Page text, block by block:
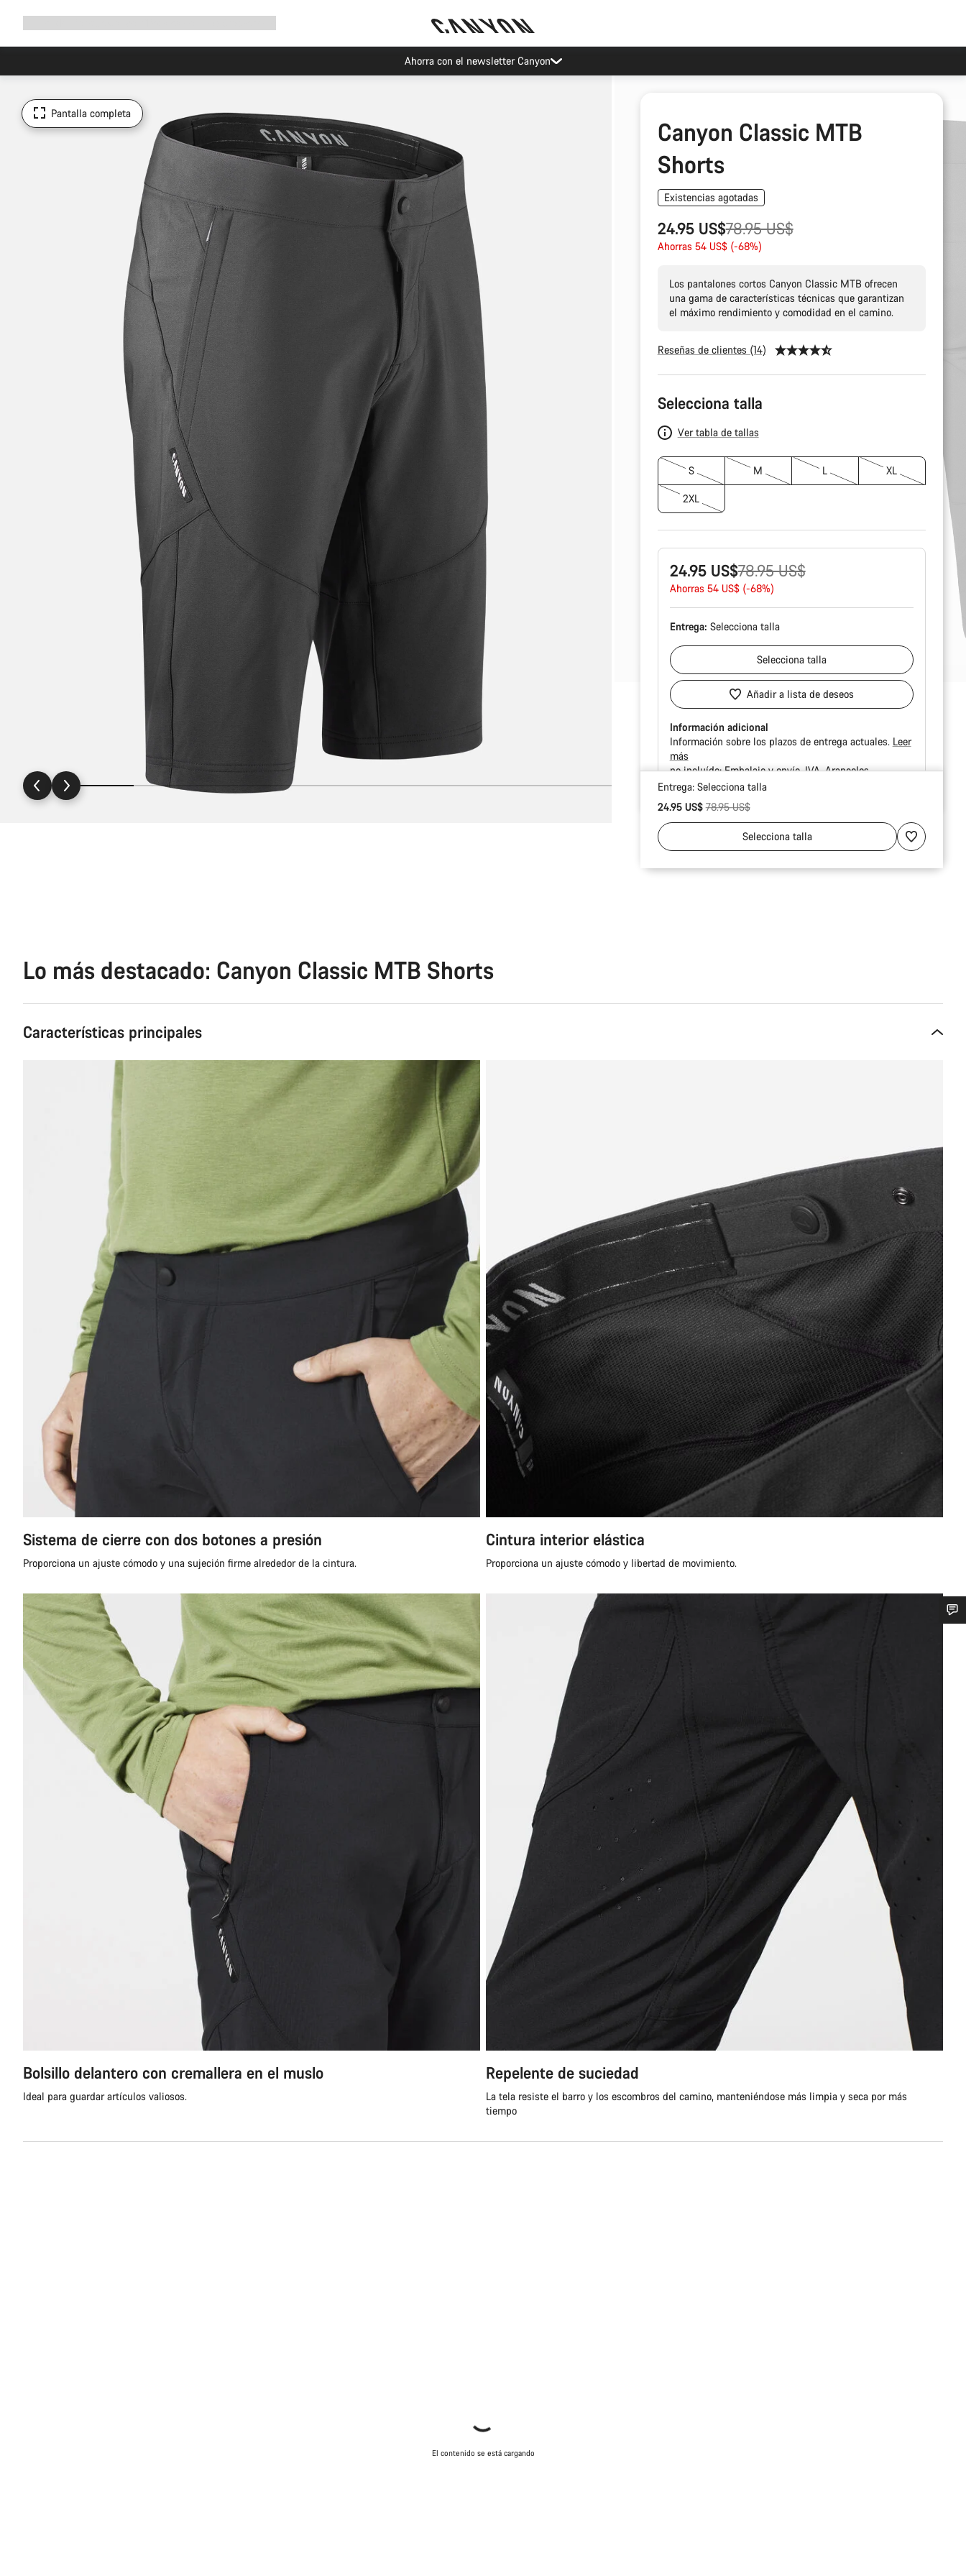
Ahorra con el newsletter Canyon
Pantalla completa
Canyon Classic MTB
Shorts
Existencias agotadas
24.95 US$
Precio
original
78.95 US$
Ahorras 54 US$ (-68%)
Los pantalones cortos Canyon Classic MTB ofrecen
una gama de características técnicas que garantizan
el máximo rendimiento y comodidad en el camino.
Reseñas de clientes (14)
del
producto
Selecciona talla
Ver tabla de tallas
S M L XL
2XL
24.95 US$
Precio
original
78.95 US$
Ahorras 54 US$ (-68%)
Entrega: Selecciona talla
Selecciona talla
Añadir a lista de deseos
Información adicional
Información sobre los plazos de entrega actuales. Leer
más
no incluído:Embalaje y envíoIVAAranceles
Motivos
de
compra
Entrega: Selecciona talla
24.95 US$Precio original
78.95 US$
Selecciona talla
Lo más destacado: Canyon Classic MTB Shorts
Características principales
Sistema de cierre con dos botones a presión
Proporciona un ajuste cómodo y una sujeción firme alrededor de la cintura.
Cintura interior elástica
Proporciona un ajuste cómodo y libertad de movimiento.
Bolsillo delantero con cremallera en el muslo
Ideal para guardar artículos valiosos.
Repelente de suciedad
La tela resiste el barro y los escombros del camino, manteniéndose más limpia y seca por más
tiempo
El contenido se está cargando
¿Necesitas ayuda?
Nuestros expertos estarán encantados de responder a tus preguntas.
Abrir chat
Cerrar